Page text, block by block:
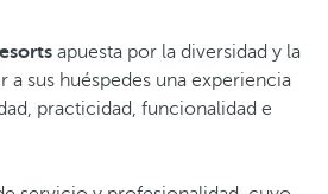
apuesta por la diversidad y la
sus huéspedes una experiencia
practicidad, funcionalidad e